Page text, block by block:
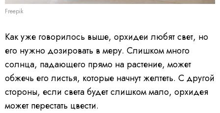
Freepik
Как уже говорилось выше, орхидеи любят свет, но
его нужно дозировать в меру. Слишком много
солнца, падающего прямо на растение, может
обжечь его листья, которые начнут желтеть. С другой
стороны, если света будет слишком мало, орхидея
может перестать цвести.